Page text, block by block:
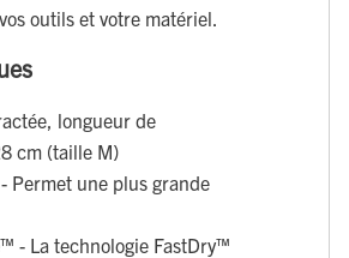
outils et votre matériel.
longueur de
cm (taille M)
Permet une plus grande
- La technologie FastDry™